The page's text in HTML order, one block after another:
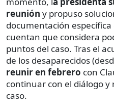
reunión y propuso
documentación
cuentan que considera
puntos del caso. Tras el
de los desaparecidos
reunir en febrero con
continuar con el diálogo y
caso.